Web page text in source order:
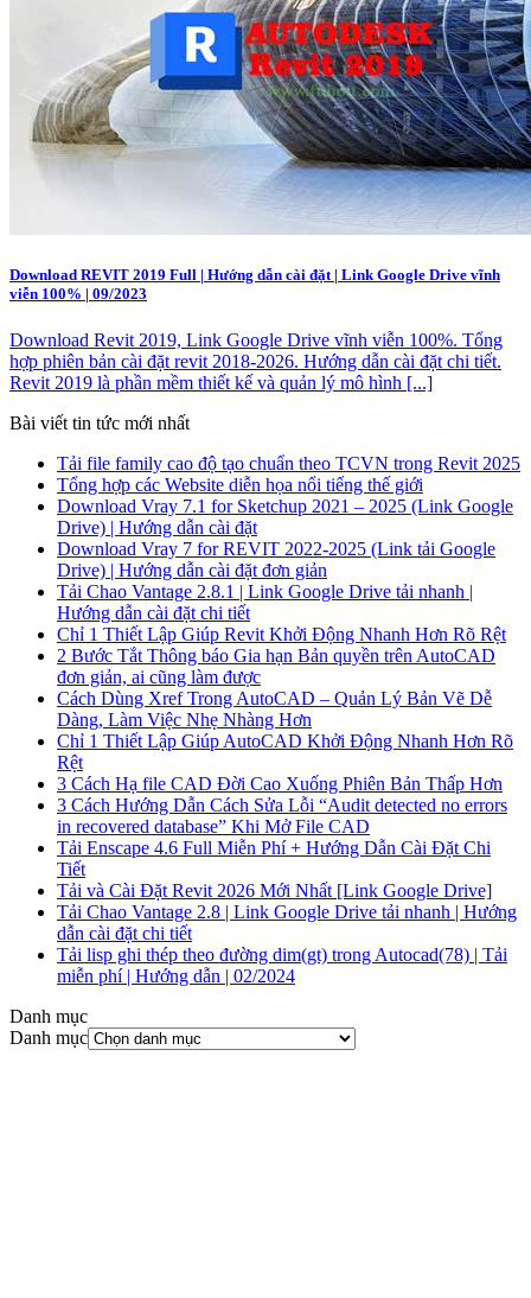
Download REVIT 2019 Full | Hướng dẫn cài đặt | Link Google Drive vĩnh
viễn 100% | 09/2023
Download Revit 2019, Link Google Drive vĩnh viễn 100%. Tổng
hợp phiên bản cài đặt revit 2018-2026. Hướng dẫn cài đặt chi tiết.
Revit 2019 là phần mềm thiết kế và quản lý mô hình [...]
Bài viết tin tức mới nhất
Tải file family cao độ tạo chuẩn theo TCVN trong Revit 2025
Tổng hợp các Website diễn họa nổi tiếng thế giới
Download Vray 7.1 for Sketchup 2021 – 2025 (Link Google
Drive) | Hướng dẫn cài đặt
Download Vray 7 for REVIT 2022-2025 (Link tải Google
Drive) | Hướng dẫn cài đặt đơn giản
Tải Chao Vantage 2.8.1 | Link Google Drive tải nhanh |
Hướng dẫn cài đặt chi tiết
Chỉ 1 Thiết Lập Giúp Revit Khởi Động Nhanh Hơn Rõ Rệt
2 Bước Tắt Thông báo Gia hạn Bản quyền trên AutoCAD
đơn giản, ai cũng làm được
Cách Dùng Xref Trong AutoCAD – Quản Lý Bản Vẽ Dễ
Dàng, Làm Việc Nhẹ Nhàng Hơn
Chỉ 1 Thiết Lập Giúp AutoCAD Khởi Động Nhanh Hơn Rõ
Rệt
3 Cách Hạ file CAD Đời Cao Xuống Phiên Bản Thấp Hơn
3 Cách Hướng Dẫn Cách Sửa Lỗi “Audit detected no errors
in recovered database” Khi Mở File CAD
Tải Enscape 4.6 Full Miễn Phí + Hướng Dẫn Cài Đặt Chi
Tiết
Tải và Cài Đặt Revit 2026 Mới Nhất [Link Google Drive]
Tải Chao Vantage 2.8 | Link Google Drive tải nhanh | Hướng
dẫn cài đặt chi tiết
Tải lisp ghi thép theo đường dim(gt) trong Autocad(78) | Tải
miễn phí | Hướng dẫn | 02/2024
Danh mục
Danh mục